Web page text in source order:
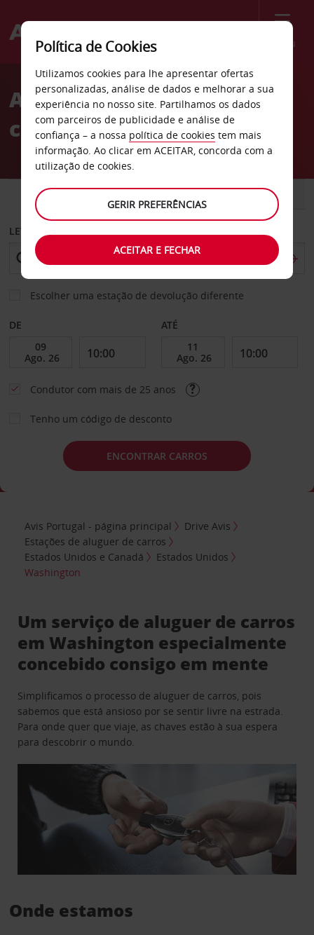
Menu
Welcome
AvisAluguer de
carros Washington
CARRO COMERCIAIS
LEVANTAR EM
Escolher uma estação de devolução diferente
DE ATÉ
Condutor com mais de 25 anos
Tenho um código de desconto
ENCONTRAR CARROS
Avis Portugal - página principal
Drive Avis
Estações de aluguer de carros
Estados Unidos e Canadá
Estados Unidos
Washington
Um serviço de aluguer de carros
em Washington especialmente
concebido consigo em mente
Simplificamos o processo de aluguer de carros, pois
sabemos que está ansioso por se sentir livre na estrada.
Para onde quer que viaje, as chaves estão à sua espera
para descobrir o mundo.
Onde estamos
Política de Cookies
Utilizamos cookies para lhe apresentar ofertas
personalizadas, análise de dados e melhorar a sua
experiência no nosso site. Partilhamos os dados
com parceiros de publicidade e análise de
confiança – a nossa política de cookies tem mais
informação. Ao clicar em ACEITAR, concorda com a
utilização de cookies.
GERIR PREFERÊNCIAS
ACEITAR E FECHAR